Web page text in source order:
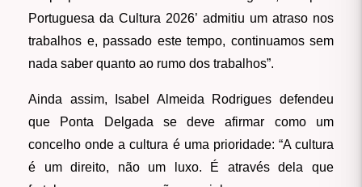
Portuguesa da Cultura 2026’ admitiu um atraso nos
trabalhos e, passado este tempo, continuamos sem
nada saber quanto ao rumo dos trabalhos”.
Ainda assim, Isabel Almeida Rodrigues defendeu
que Ponta Delgada se deve afirmar como um
concelho onde a cultura é uma prioridade: “A cultura
é um direito, não um luxo. É através dela que